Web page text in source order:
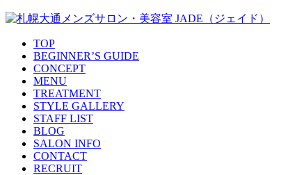
TOP
BEGINNER’S GUIDE
CONCEPT
MENU
TREATMENT
STYLE GALLERY
STAFF LIST
BLOG
SALON INFO
CONTACT
RECRUIT